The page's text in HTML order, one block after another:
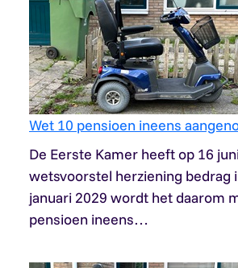
Wet 10 pensioen ineens
De Eerste Kamer heeft op 16
wetsvoorstel herziening bedrag
januari 2029 wordt het daarom
pensioen ineens…